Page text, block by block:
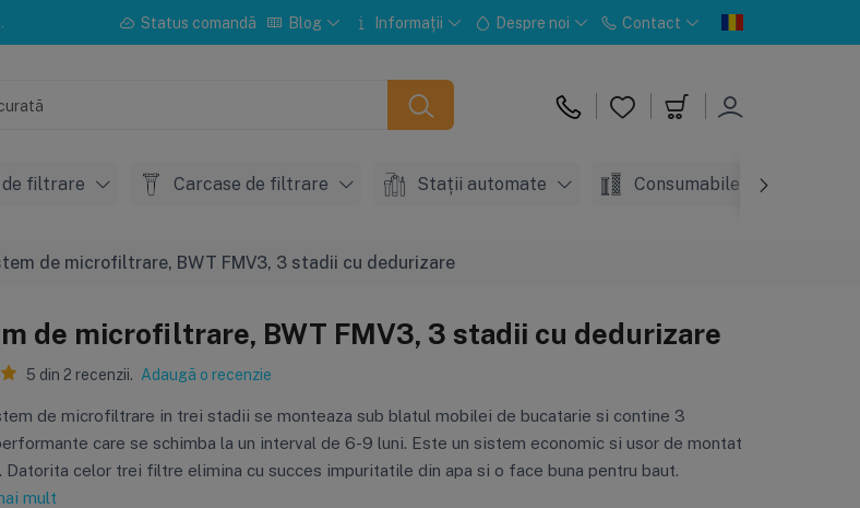
Status comandă Blog Informații Despre noi Contact
filtrare Carcase de filtrare Stații automate Consumabile
de microfiltrare, BWT FMV3, 3 stadii cu dedurizare
de microfiltrare, BWT FMV3, 3 stadii cu dedurizare
5 din 2 recenzii. Adaugă o recenzie
de microfiltrare in trei stadii se monteaza sub blatul mobilei de bucatarie si contine 3
care se schimba la un interval de 6-9 luni. Este un sistem economic si usor de montat
celor trei filtre elimina cu succes impuritatile din apa si o face buna pentru baut.
mult